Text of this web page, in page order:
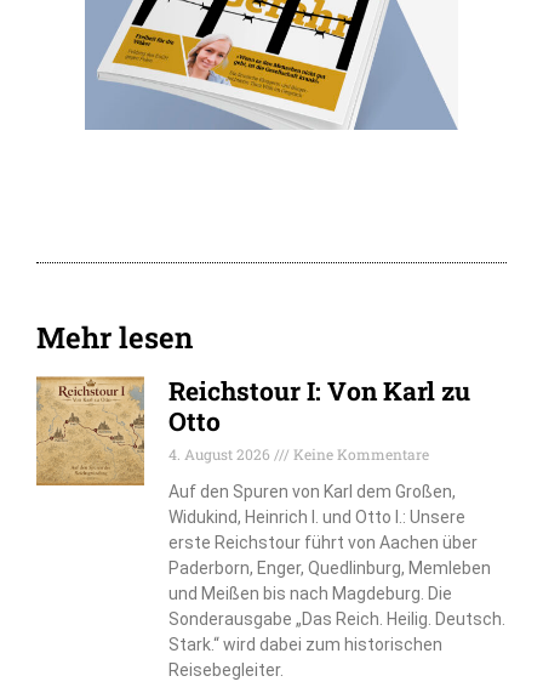
Mehr lesen
Reichstour I: Von Karl zu
Otto
4. August 2026
Keine Kommentare
Auf den Spuren von Karl dem Großen,
Widukind, Heinrich I. und Otto I.: Unsere
erste Reichstour führt von Aachen über
Paderborn, Enger, Quedlinburg, Memleben
und Meißen bis nach Magdeburg. Die
Sonderausgabe „Das Reich. Heilig. Deutsch.
Stark.“ wird dabei zum historischen
Reisebegleiter.